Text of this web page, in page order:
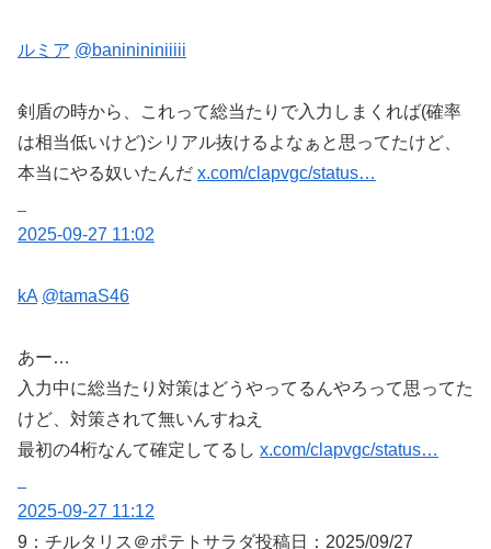
ルミア @baninininiiiii
剣盾の時から、これって総当たりで入力しまくれば(確率
は相当低いけど)シリアル抜けるよなぁと思ってたけど、
本当にやる奴いたんだ x.com/clapvgc/status…
2025-09-27 11:02
kA @tamaS46
あー…
入力中に総当たり対策はどうやってるんやろって思ってた
けど、対策されて無いんすねえ
最初の4桁なんて確定してるし x.com/clapvgc/status…
2025-09-27 11:12
9： チルタリス＠ポテトサラダ投稿日：2025/09/27